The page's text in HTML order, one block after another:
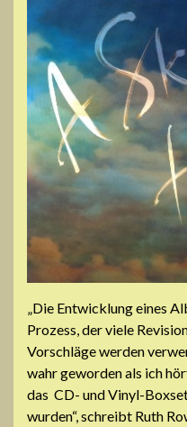
„Die Entwicklung eines
Prozess, der viele
Vorschläge werden
wahr geworden als ich
das CD- und Vinyl-
wurden“, schreibt Ruth